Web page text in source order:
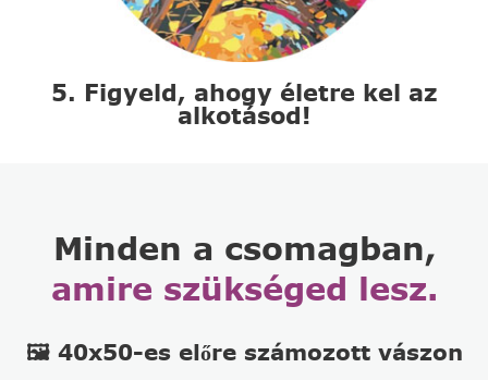
5. Figyeld, ahogy életre kel az
alkotásod!
Minden a csomagban,
amire szükséged lesz.
🖼️ 40x50-es előre számozott vászon